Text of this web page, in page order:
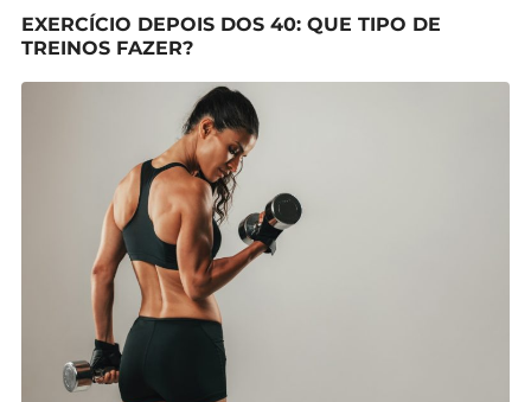
EXERCÍCIO DEPOIS DOS 40: QUE TIPO DE
TREINOS FAZER?